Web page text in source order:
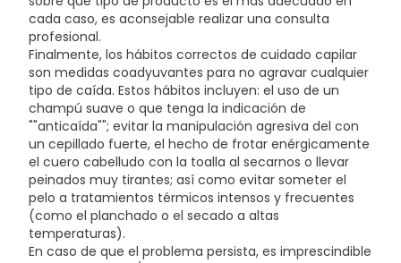
cada caso, es aconsejable realizar una consulta
profesional.
Finalmente, los hábitos correctos de cuidado capilar
son medidas coadyuvantes para no agravar cualquier
tipo de caída. Estos hábitos incluyen: el uso de un
champú suave o que tenga la indicación de
""anticaída""; evitar la manipulación agresiva del con
un cepillado fuerte, el hecho de frotar enérgicamente
el cuero cabelludo con la toalla al secarnos o llevar
peinados muy tirantes; así como evitar someter el
pelo a tratamientos térmicos intensos y frecuentes
(como el planchado o el secado a altas
temperaturas).
En caso de que el problema persista, es imprescindible